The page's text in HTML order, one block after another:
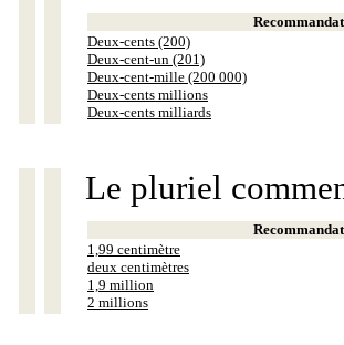
Deux-cents (200)
Deux-cent-un (201)
Deux-cent-mille (200 000)
Deux-cents millions
Deux-cents milliards
Le pluriel
1,99 centimètre
deux centimètres
1,9 million
2 millions